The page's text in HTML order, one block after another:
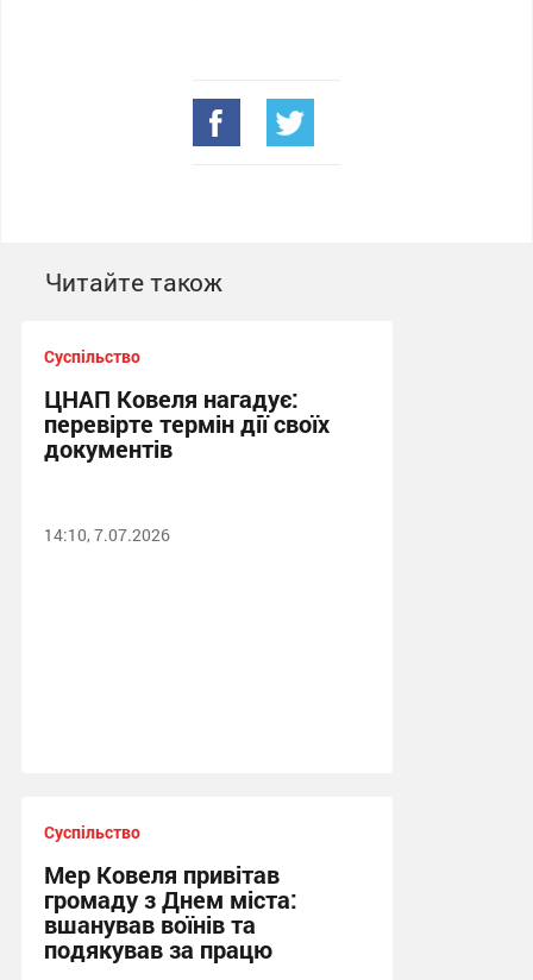
Читайте також
Суспільство
ЦНАП Ковеля нагадує:
перевірте термін дії своїх
документів
14:10, 7.07.2026
Суспільство
Мер Ковеля привітав
громаду з Днем міста:
вшанував воїнів та
подякував за працю